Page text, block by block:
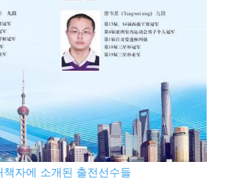
자에 소개된 출전선수들